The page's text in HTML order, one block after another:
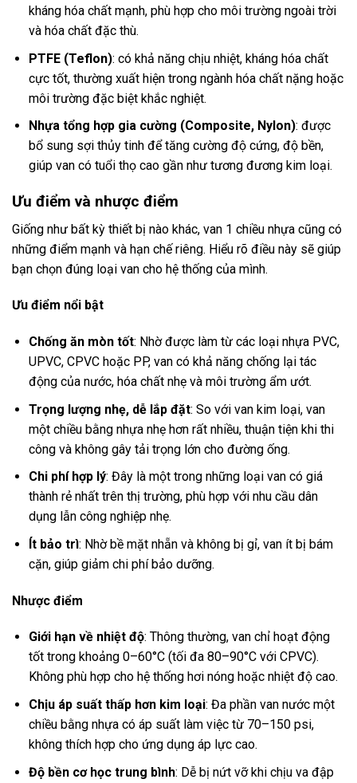
kháng hóa chất mạnh, phù hợp cho môi trường ngoài trời
và hóa chất đặc thù.
PTFE (Teflon): có khả năng chịu nhiệt, kháng hóa chất
cực tốt, thường xuất hiện trong ngành hóa chất nặng hoặc
môi trường đặc biệt khắc nghiệt.
Nhựa tổng hợp gia cường (Composite, Nylon): được
bổ sung sợi thủy tinh để tăng cường độ cứng, độ bền,
giúp van có tuổi thọ cao gần như tương đương kim loại.
Ưu điểm và nhược điểm
Giống như bất kỳ thiết bị nào khác, van 1 chiều nhựa cũng có
những điểm mạnh và hạn chế riêng. Hiểu rõ điều này sẽ giúp
bạn chọn đúng loại van cho hệ thống của mình.
Ưu điểm nổi bật
Chống ăn mòn tốt: Nhờ được làm từ các loại nhựa PVC,
UPVC, CPVC hoặc PP, van có khả năng chống lại tác
động của nước, hóa chất nhẹ và môi trường ẩm ướt.
Trọng lượng nhẹ, dễ lắp đặt: So với van kim loại, van
một chiều bằng nhựa nhẹ hơn rất nhiều, thuận tiện khi thi
công và không gây tải trọng lớn cho đường ống.
Chi phí hợp lý: Đây là một trong những loại van có giá
thành rẻ nhất trên thị trường, phù hợp với nhu cầu dân
dụng lẫn công nghiệp nhẹ.
Ít bảo trì: Nhờ bề mặt nhẵn và không bị gỉ, van ít bị bám
cặn, giúp giảm chi phí bảo dưỡng.
Nhược điểm
Giới hạn về nhiệt độ: Thông thường, van chỉ hoạt động
tốt trong khoảng 0–60°C (tối đa 80–90°C với CPVC).
Không phù hợp cho hệ thống hơi nóng hoặc nhiệt độ cao.
Chịu áp suất thấp hơn kim loại: Đa phần van nước một
chiều bằng nhựa có áp suất làm việc từ 70–150 psi,
không thích hợp cho ứng dụng áp lực cao.
Độ bền cơ học trung bình: Dễ bị nứt vỡ khi chịu va đập